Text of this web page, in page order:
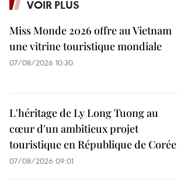
VOIR PLUS
Miss Monde 2026 offre au Vietnam
une vitrine touristique mondiale
07/08/2026 10:30
L'héritage de Ly Long Tuong au
cœur d'un ambitieux projet
touristique en République de Corée
07/08/2026 09:01